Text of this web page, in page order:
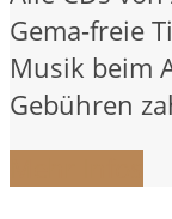
Gema-freie
Musik beim
Gebühren